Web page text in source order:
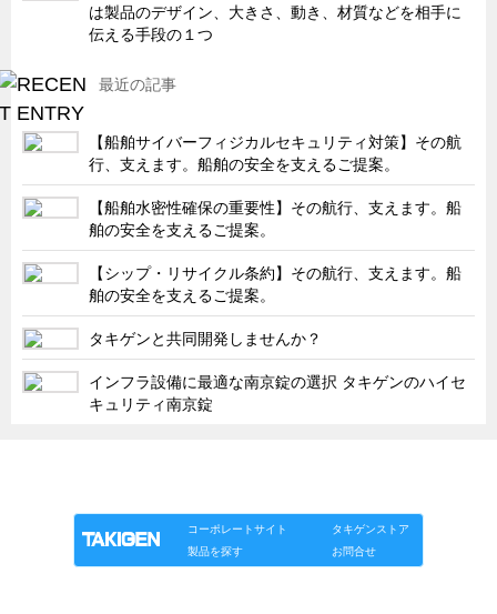
あれこれWATCH
４コマ漫画 のんきなのんちゃん
CATEGORY
お知らせ
展示会情報／出展告知
展示会情報／報告レポート
工場見学
社外セミナー
タキゲンの歴史
タキスポ
タキ旅レポ
は製品のデザイン、大きさ、動き、材質などを相手に
伝える手段の１つ
最近の記事
【船舶サイバーフィジカルセキュリティ対策】その航
行、支えます。船舶の安全を支えるご提案。
【船舶水密性確保の重要性】その航行、支えます。船
舶の安全を支えるご提案。
【シップ・リサイクル条約】その航行、支えます。船
舶の安全を支えるご提案。
タキゲンと共同開発しませんか？
インフラ設備に最適な南京錠の選択 タキゲンのハイセ
キュリティ南京錠
コーポレートサイト
タキゲンストア
製品を探す
お問合せ